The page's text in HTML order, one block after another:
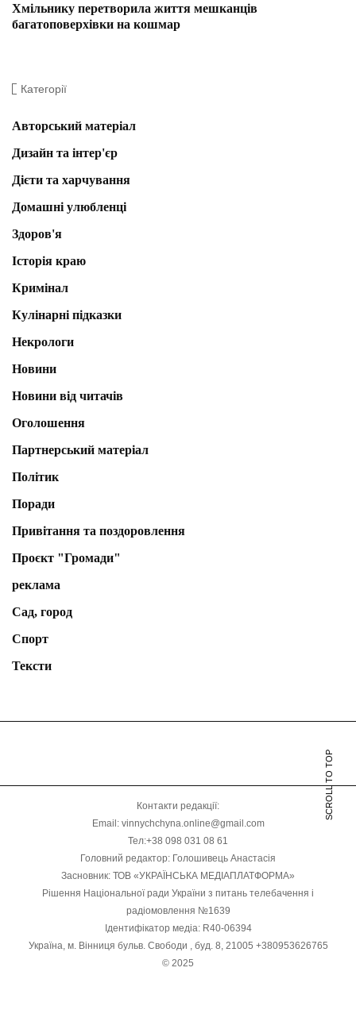
Хмільнику перетворила життя мешканців
багатоповерхівки на кошмар
Категорії
Авторський матеріал
Дизайн та інтер'єр
Дієти та харчування
Домашні улюбленці
Здоров'я
Історія краю
Кримінал
Кулінарні підказки
Некрологи
Новини
Новини від читачів
Оголошення
Партнерський матеріал
Політик
Поради
Привітання та поздоровлення
Проєкт "Громади"
реклама
Сад, город
Спорт
Тексти
SCROLL TO TOP
Контакти редакції:
Email: vinnychchyna.online@gmail.com
Тел:+38 098 031 08 61
Головний редактор: Голошивець Анастасія
Засновник: ТОВ «УКРАЇНСЬКА МЕДІАПЛАТФОРМА»
Рішення Національної ради України з питань телебачення і
радіомовлення №1639
Ідентифікатор медіа: R40-06394
Україна, м. Вінниця бульв. Свободи , буд. 8, 21005 +380953626765
© 2025